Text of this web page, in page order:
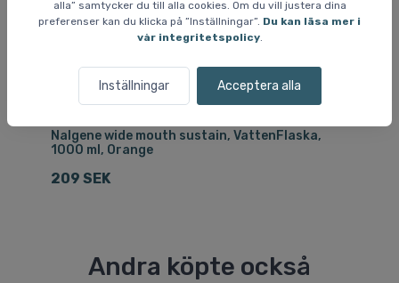
alla” samtycker du till alla cookies. Om du vill justera dina
preferenser kan du klicka på ”Inställningar”. Du kan läsa mer i
vår integritetspolicy.
Inställningar Acceptera alla
Nalgene wide mouth sustain, VattenFlaska,
1000 ml, Orange
209 SEK
Andra köpte också